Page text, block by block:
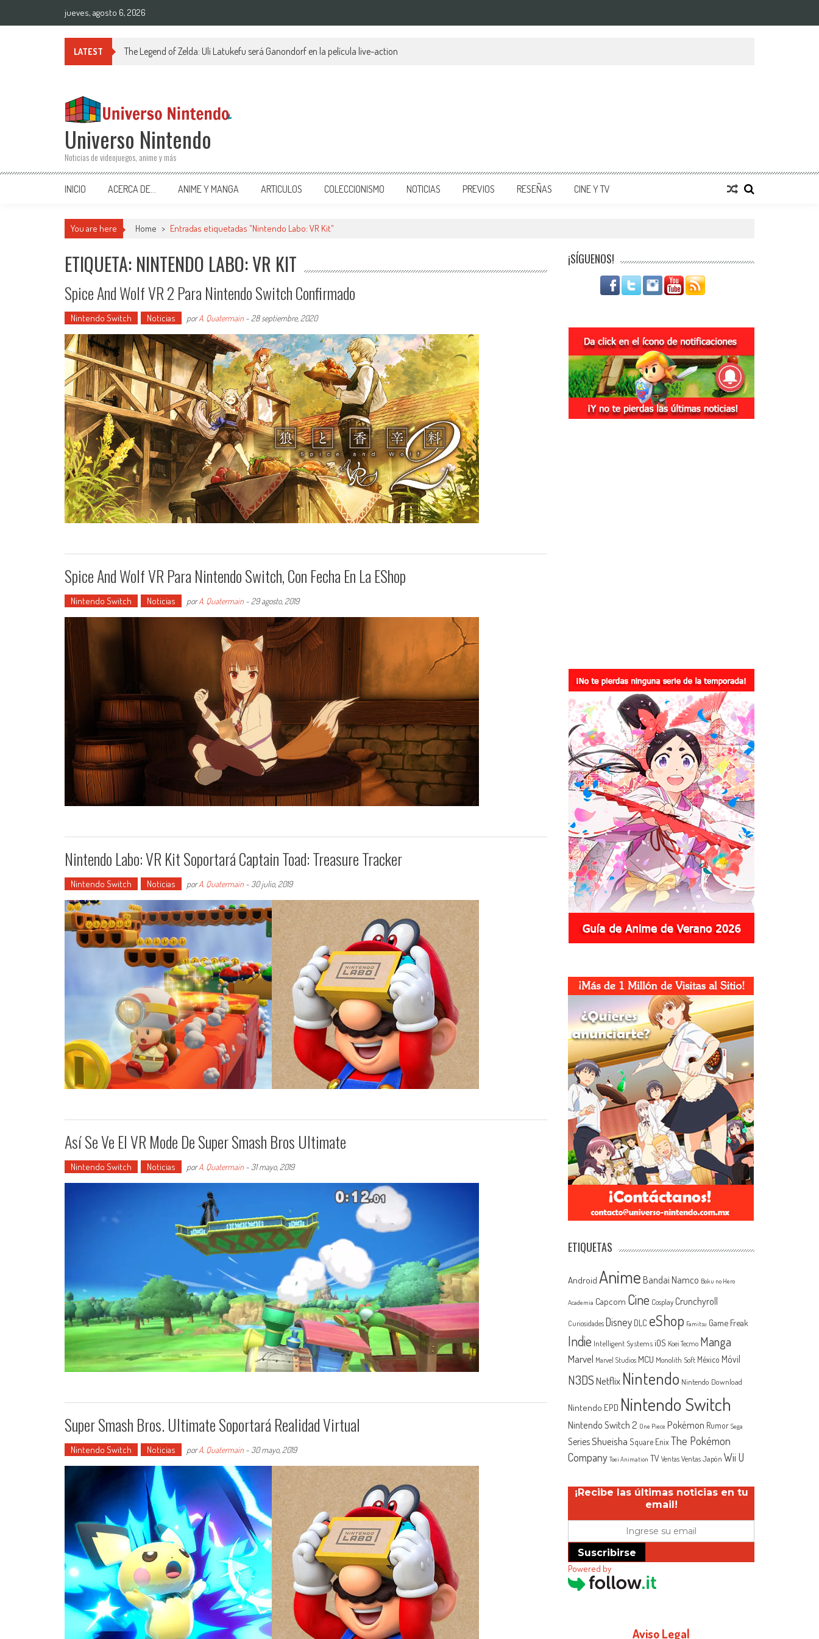
jueves, agosto 6, 2026
LATEST The Legend of Zelda: Uli Latukefu será Ganondorf en la película live-action
Universo Nintendo
Noticias de videojuegos, anime y más
INICIO ACERCA DE… ANIME Y MANGA ARTICULOS COLECCIONISMO NOTICIAS PREVIOS RESEÑAS CINE Y TV
You are here Home > Entradas etiquetadas "Nintendo Labo: VR Kit"
ETIQUETA: NINTENDO LABO: VR KIT
Spice And Wolf VR 2 Para Nintendo Switch Confirmado
Nintendo Switch Noticias porA. Quatermain - 28 septiembre, 2020
Spice And Wolf VR Para Nintendo Switch, Con Fecha En La EShop
Nintendo Switch Noticias porA. Quatermain - 29 agosto, 2019
Nintendo Labo: VR Kit Soportará Captain Toad: Treasure Tracker
Nintendo Switch Noticias porA. Quatermain - 30 julio, 2019
Así Se Ve El VR Mode De Super Smash Bros Ultimate
Nintendo Switch Noticias porA. Quatermain - 31 mayo, 2019
Super Smash Bros. Ultimate Soportará Realidad Virtual
Nintendo Switch Noticias porA. Quatermain - 30 mayo, 2019
¡SÍGUENOS!
ETIQUETAS
Android Anime Bandai Namco Boku no Hero
Academia Capcom Cine Cosplay Crunchyroll
Curiosidades Disney DLC eShop Famitsu Game Freak
Indie Intelligent Systems iOS Koei Tecmo Manga
Marvel Marvel Studios MCU Monolith Soft México Móvil
N3DSNetflix Nintendo Nintendo Download
Nintendo EPD Nintendo Switch
Nintendo Switch 2 One Piece Pokémon Rumor Sega
SeriesShueisha Square EnixThe Pokémon
Company Toei Animation TV Ventas Ventas Japón Wii U
¡Recibe las últimas noticias en tu
email!
Suscribirse
Powered by
Aviso Legal